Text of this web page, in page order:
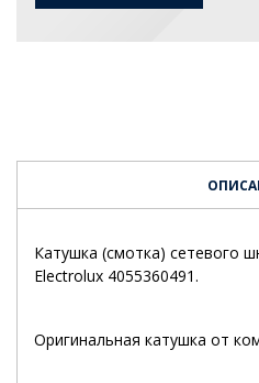
Катушка (смотка) сетевого
Electrolux 4055360491.
Оригинальная катушка от